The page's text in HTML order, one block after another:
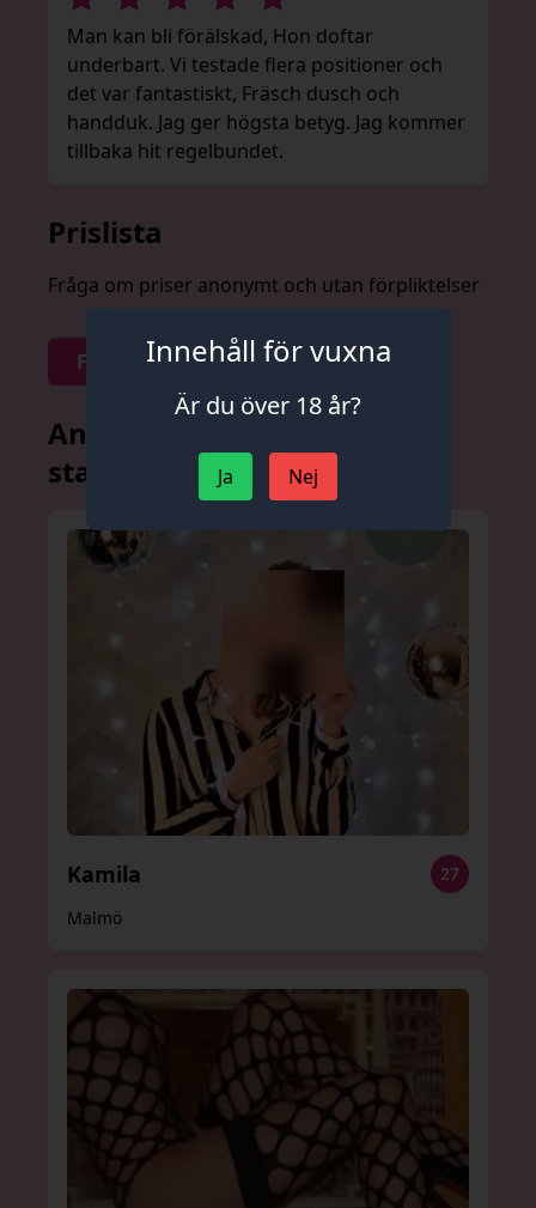
Man kan bli förälskad, Hon doftar
underbart. Vi testade flera positioner och
det var fantastiskt, Fräsch dusch och
handduk. Jag ger högsta betyg. Jag kommer
tillbaka hit regelbundet.
Prislista
Fråga om priser anonymt och utan förpliktelser
Fråga om priser
Andra annonser från denna
stad
Kamila
27
Malmö
Innehåll för vuxna
Är du över 18 år?
Ja Nej